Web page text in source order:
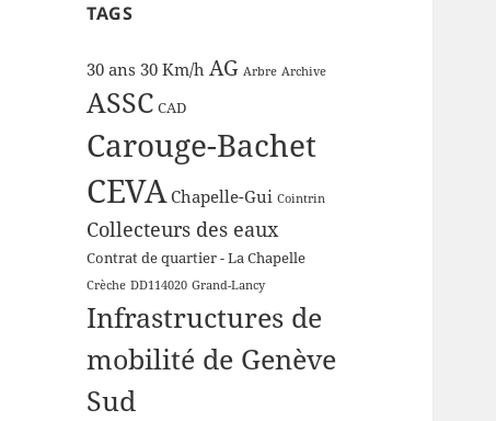
TAGS
30 ans 30 Km/h AG Arbre Archive
ASSC CAD
Carouge-Bachet
CEVA Chapelle-Gui Cointrin
Collecteurs des eaux
Contrat de quartier - La Chapelle
Crèche DD114020 Grand-Lancy
Infrastructures de
mobilité de Genève
Sud